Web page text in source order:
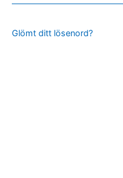
Glömt ditt lösenord?